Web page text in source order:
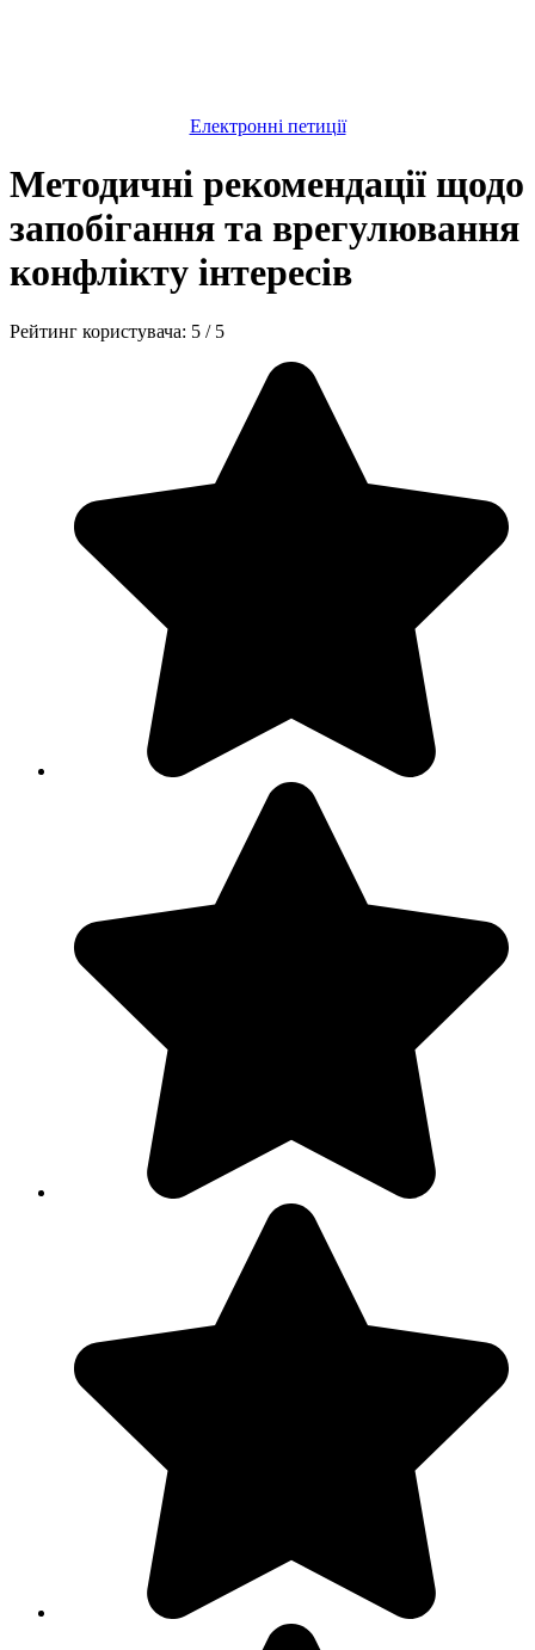
Електронні петиції
Методичні рекомендації щодо
запобігання та врегулювання
конфлікту інтересів
Рейтинг користувача: 5 / 5